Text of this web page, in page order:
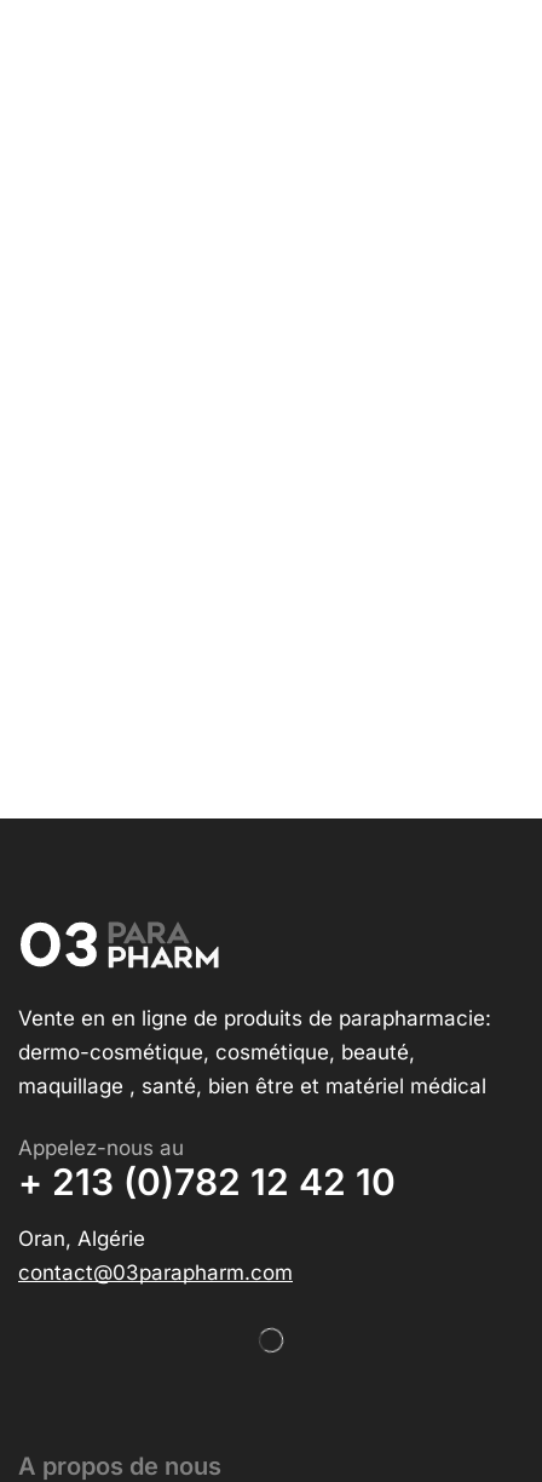
Vente en en ligne de produits de parapharmacie:
dermo-cosmétique, cosmétique, beauté,
maquillage , santé, bien être et matériel médical
Appelez-nous au
+ 213 (0)782 12 42 10
Oran, Algérie
contact@03parapharm.com
A propos de nous